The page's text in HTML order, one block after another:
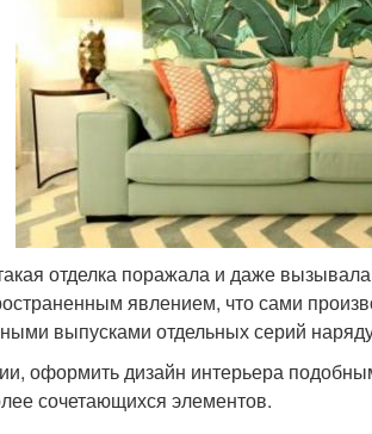
отделка поражала и даже
явлением, что сами
выпусками отдельных серий
оформить дизайн интерьера
сочетающихся элементов.